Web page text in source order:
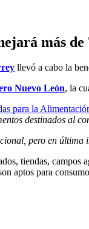
más
llevó a cabo la
Nuevo León, la
para la
destinados al
pero en
tiendas, campos
aptos para